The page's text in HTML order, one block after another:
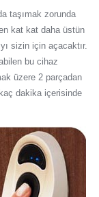
taşımak zorunda
kat kat daha üstün
sizin için açacaktır.
bu cihaz
üzere 2 parçadan
dakika içerisinde